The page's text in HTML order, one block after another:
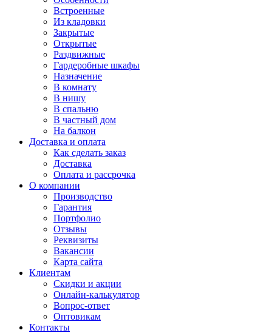
Встроенные
Из кладовки
Закрытые
Открытые
Раздвижные
Гардеробные шкафы
Назначение
В комнату
В нишу
В спальню
В частный дом
На балкон
Доставка и оплата
Как сделать заказ
Доставка
Оплата и рассрочка
О компании
Производство
Гарантия
Портфолио
Отзывы
Реквизиты
Вакансии
Карта сайта
Клиентам
Скидки и акции
Онлайн-калькулятор
Вопрос-ответ
Оптовикам
Контакты